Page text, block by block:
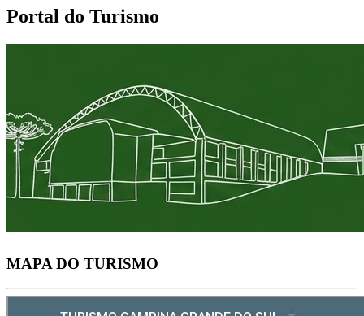
Portal do Turismo
MAPA DO TURISMO